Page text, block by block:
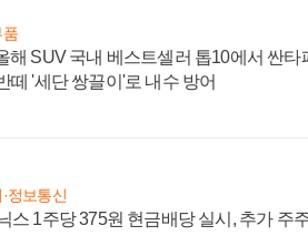
품
해 SUV 국내 베스트셀러 톱10에서 싼타
떼 '세단 쌍끌이'로 내수 방어
정보통신
스 1주당 375원 현금배당 실시, 추가 주